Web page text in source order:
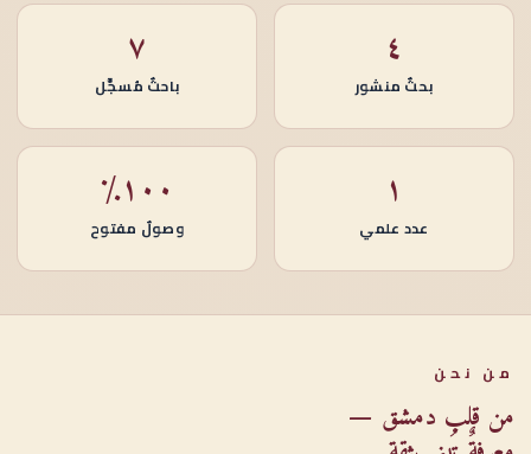
٤
بحثٌ منشور
٧
باحثٌ مُسجَّل
١
عدد علمي
١٠٠٪
وصولٌ مفتوح
من نحن
من قلب دمشق —